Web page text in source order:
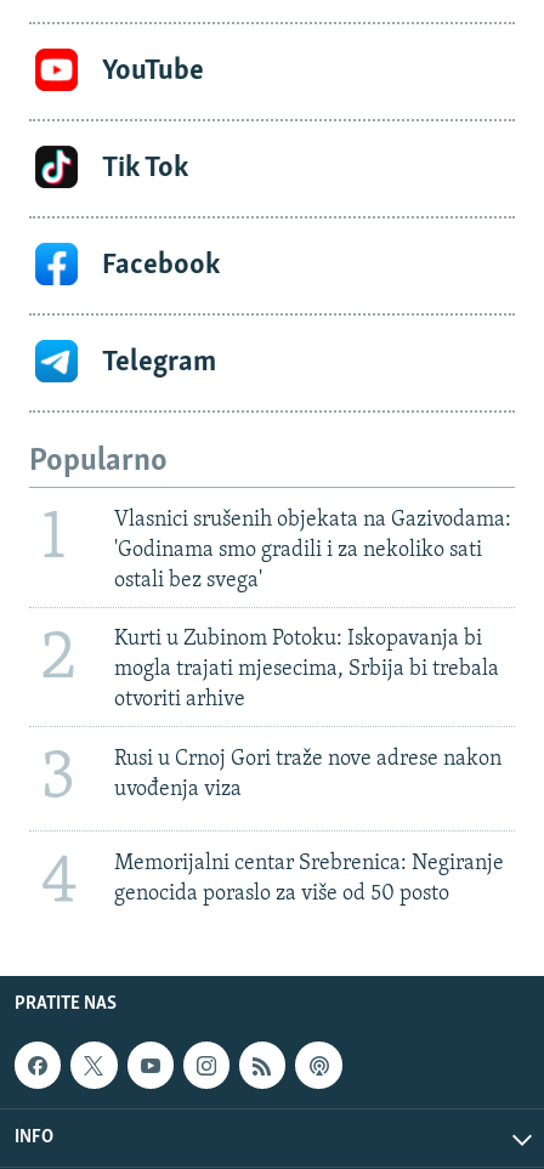
YouTube
Tik Tok
Facebook
Telegram
Popularno
1
Vlasnici srušenih objekata na Gazivodama:
'Godinama smo gradili i za nekoliko sati
ostali bez svega'
2
Kurti u Zubinom Potoku: Iskopavanja bi
mogla trajati mjesecima, Srbija bi trebala
otvoriti arhive
3
Rusi u Crnoj Gori traže nove adrese nakon
uvođenja viza
4
Memorijalni centar Srebrenica: Negiranje
genocida poraslo za više od 50 posto
PRATITE NAS
INFO